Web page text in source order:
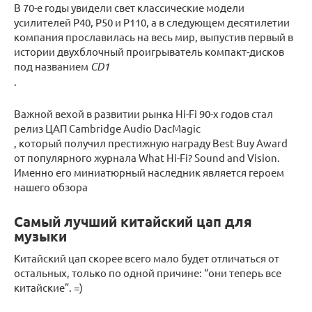
В 70-е годы увидели свет классические модели
усилителей P40, P50 и P110, а в следующем десятилетии
компания прославилась на весь мир, выпустив первый в
истории двухблочный проигрыватель компакт-дисков
под названием CD1
.
Важной вехой в развитии рынка Hi-Fi 90-х годов стал
релиз ЦАП Cambridge Audio DacMagic
, который получил престижную награду Best Buy Award
от популярного журнала What Hi-Fi? Sound and Vision.
Именно его миниатюрный наследник является героем
нашего обзора
Самый лучший китайский цап для
музыки
Китайский цап скорее всего мало будет отличаться от
остальных, только по одной причине: “они теперь все
китайские”. =)